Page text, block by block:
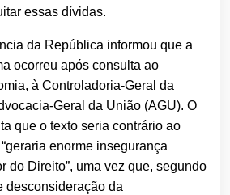
essas dívidas.
da República informou que a
ocorreu após consulta ao
à Controladoria-Geral da
Geral da União (AGU). O
que o texto seria contrário ao
enorme insegurança
do Direito”, uma vez que, segundo
desconsideração da